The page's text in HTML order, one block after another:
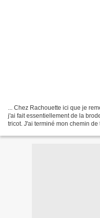
... Chez Rachouette ici que je
j'ai fait essentiellement de la
tricot. J'ai terminé mon chemin de